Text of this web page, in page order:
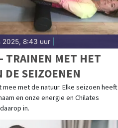
2025, 8:43 uur
TRAINEN MET HET
DE SEIZOENEN
met de natuur. Elke seizoen heeft
en onze energie en Chilates
in.